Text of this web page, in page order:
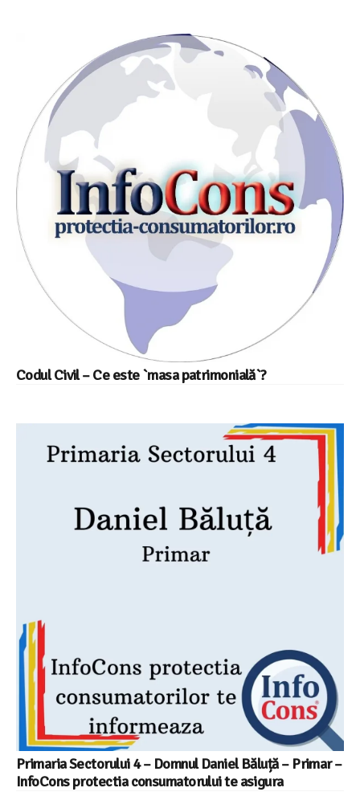
Codul Civil – Ce este `masa patrimonială`?
Primaria Sectorului 4 – Domnul Daniel Băluță – Primar –
InfoCons protectia consumatorului te asigura